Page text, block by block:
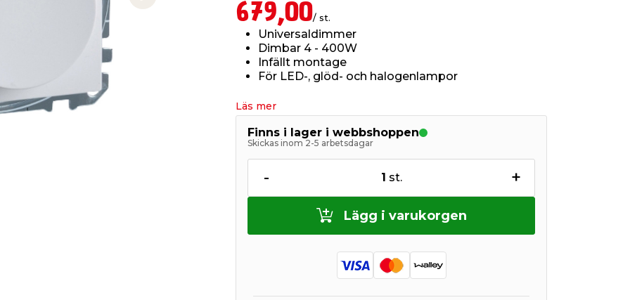
Next slide 679,00/ st.
Universaldimmer
Dimbar 4 - 400W
Infällt montage
För LED-, glöd- och halogenlampor
Läs mer
Finns i lager i webbshoppen
Skickas inom 2-5 arbetsdagar
- 1 st. +
Lägg i varukorgen